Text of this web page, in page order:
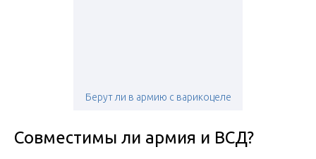
Берут ли в армию с варикоцеле
Совместимы ли армия и ВСД?